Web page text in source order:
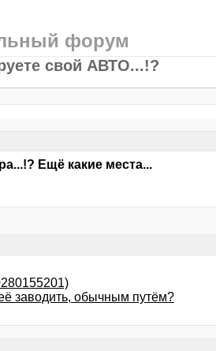
форум
свой АВТО...!?
Ещё какие места...
заводить, обычным путём?